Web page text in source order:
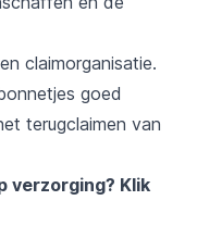
claimorganisatie.
goed
terugclaimen van
verzorging? Klik